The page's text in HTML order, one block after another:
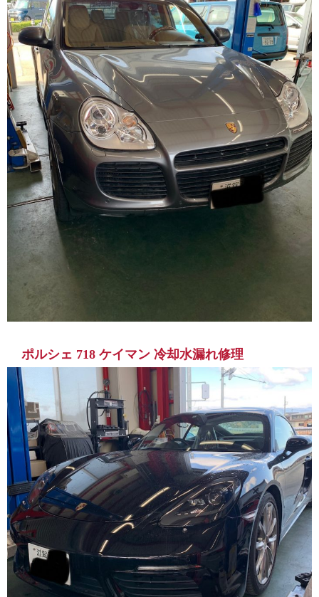
ポルシェ 718 ケイマン 冷却水漏れ修理